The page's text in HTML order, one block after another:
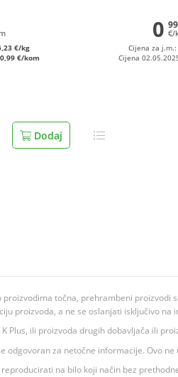
€/kg
0,99 €/kom
Dodaj
0 99
€/
Cijena za
Cijena
točna, prehrambeni
proizvoda, a ne se oslanjati isključivo na
ili proizvoda drugih dobavljača ili
za netočne informacije. Ovo ne
na bilo koji način bez